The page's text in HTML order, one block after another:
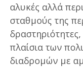
αλυκές αλλά
σταθμούς της
πλαίσια των
διαδρομών με